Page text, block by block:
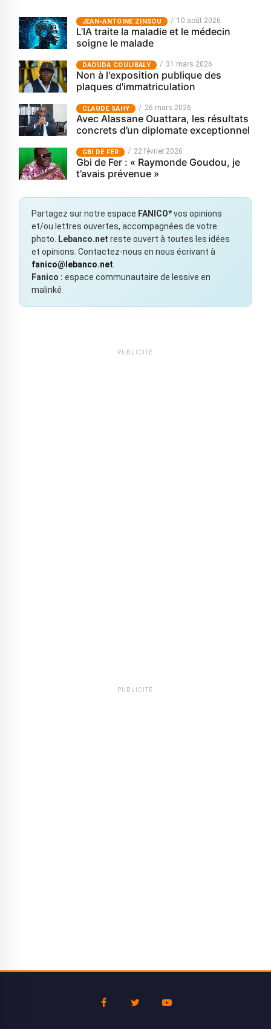
JEAN-ANTOINE ZINSOU 10 août 2026
L’IA traite la maladie et le médecin
soigne le malade
‎DAOUDA COULIBALY 31 mars 2026
Non à l'exposition publique des
plaques d'immatriculation
CLAUDE SAHY 26 mars 2026
Avec Alassane Ouattara, les résultats
concrets d’un diplomate exceptionnel
GBI DE FER 22 février 2026
Gbi de Fer : « Raymonde Goudou, je
t’avais prévenue »
Partagez sur notre espace FANICO*vos opinions
et/ou lettres ouvertes, accompagnées de votre
photo.
Lebanco.net reste ouvert à toutes les idées
et opinions. Contactez-nous en nous écrivant à
fanico@lebanco.net
Fanico : espace communautaire de lessive en
malinké
PUBLICITÉ
PUBLICITÉ